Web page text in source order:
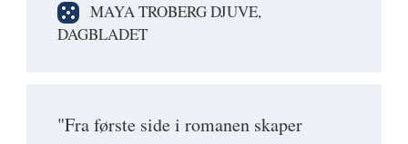
MAYA TROBERG DJUVE,
DAGBLADET
"Fra første side i romanen skaper